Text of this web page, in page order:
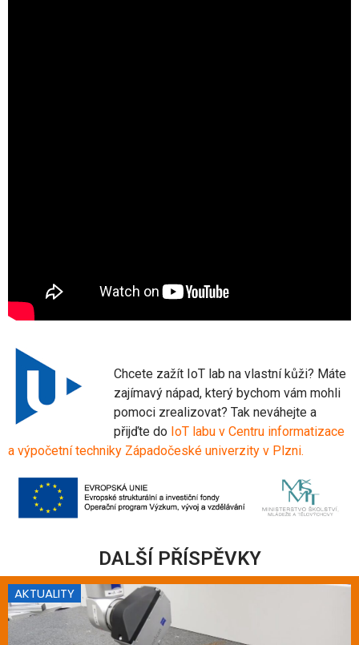
Chcete zažít IoT lab na vlastní kůži? Máte
zajímavý nápad, který bychom vám mohli
pomoci zrealizovat? Tak neváhejte a
přijďte do IoT labu v Centru informatizace
a výpočetní techniky Západočeské univerzity v Plzni.
DALŠÍ PŘÍSPĚVKY
AKTUALITY